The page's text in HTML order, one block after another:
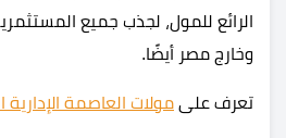
الرائع للمول، لجذب جميع
وخارج مصر أيضًا.
تعرف على مولات العاصمة الإدارية